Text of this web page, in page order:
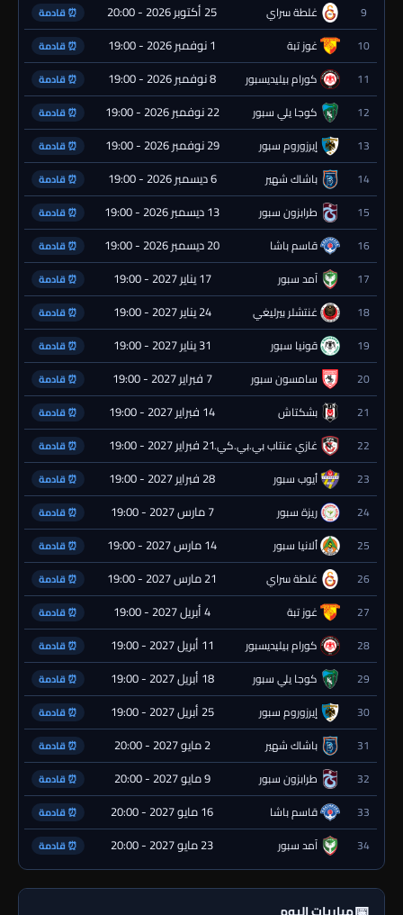
9 غلطة سراي 25 أكتوبر 2026 - 20:00 ⏰ قادمة
10 غوز تبة 1 نوفمبر 2026 - 19:00 ⏰ قادمة
11 كورام بيليديسبور 8 نوفمبر 2026 - 19:00 ⏰ قادمة
12 كوجا يلي سبور 22 نوفمبر 2026 - 19:00 ⏰ قادمة
13 إيرزوروم سبور 29 نوفمبر 2026 - 19:00 ⏰ قادمة
14 باشاك شهير 6 ديسمبر 2026 - 19:00 ⏰ قادمة
15 طرابزون سبور 13 ديسمبر 2026 - 19:00 ⏰ قادمة
16 قاسم باشا 20 ديسمبر 2026 - 19:00 ⏰ قادمة
17 آمد سبور 17 يناير 2027 - 19:00 ⏰ قادمة
18 غنتشلر بيرليغي 24 يناير 2027 - 19:00 ⏰ قادمة
19 قونيا سبور 31 يناير 2027 - 19:00 ⏰ قادمة
20 سامسون سبور 7 فبراير 2027 - 19:00 ⏰ قادمة
21 بشكتاش 14 فبراير 2027 - 19:00 ⏰ قادمة
22 غازي عنتاب بي.بي.كي.21 فبراير 2027 - 19:00 ⏰ قادمة
23 أيوب سبور 28 فبراير 2027 - 19:00 ⏰ قادمة
24 ريزة سبور 7 مارس 2027 - 19:00 ⏰ قادمة
25 ألانيا سبور 14 مارس 2027 - 19:00 ⏰ قادمة
26 غلطة سراي 21 مارس 2027 - 19:00 ⏰ قادمة
27 غوز تبة 4 أبريل 2027 - 19:00 ⏰ قادمة
28 كورام بيليديسبور 11 أبريل 2027 - 19:00 ⏰ قادمة
29 كوجا يلي سبور 18 أبريل 2027 - 19:00 ⏰ قادمة
30 إيرزوروم سبور 25 أبريل 2027 - 19:00 ⏰ قادمة
31 باشاك شهير 2 مايو 2027 - 20:00 ⏰ قادمة
32 طرابزون سبور 9 مايو 2027 - 20:00 ⏰ قادمة
33 قاسم باشا 16 مايو 2027 - 20:00 ⏰ قادمة
34 آمد سبور 23 مايو 2027 - 20:00 ⏰ قادمة